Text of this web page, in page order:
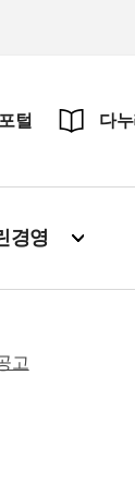
털 다
경영
고